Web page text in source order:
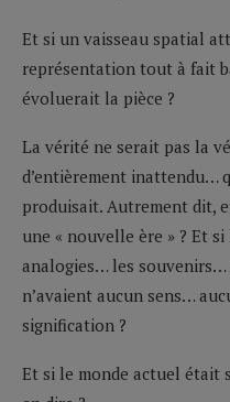
Et si un vaisseau spatial
représentation tout à fait
évoluerait la pièce ?
La vérité ne serait pas la
d’entièrement inattendu…
produisait. Autrement dit,
une « nouvelle ère » ? Et
analogies… les souvenirs…
n’avaient aucun sens…
signification ?
Et si le monde actuel était